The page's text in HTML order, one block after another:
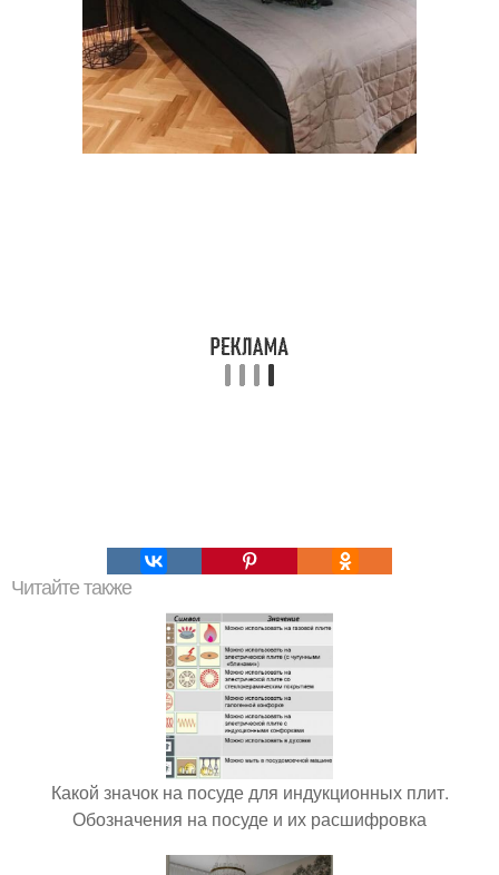
Читайте также
Какой значок на посуде для индукционных плит.
Обозначения на посуде и их расшифровка